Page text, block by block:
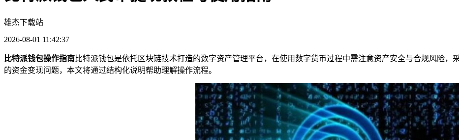
雄杰下载站
2026-08-01 11:42:37
比特派钱包操作指南比特派钱包是依托区块链技术打造的数字资产管理平台，在使用数字货币过程中需注意资产安全与合规风险
的资金变现问题，本文将通过结构化说明帮助理解操作流程。